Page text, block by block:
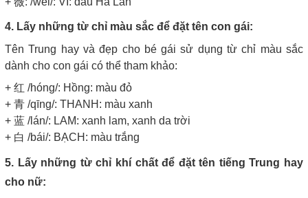
4. Lấy những từ chỉ màu sắc để đặt tên con gái:
Tên Trung hay và đẹp cho bé gái sử dụng từ chỉ màu sắc
dành cho con gái có thể tham khảo:
+ 红 /hóng/: Hồng: màu đỏ
+ 青 /qīng/: THANH: màu xanh
+ 蓝 /lán/: LAM: xanh lam, xanh da trời
+ 白 /bái/: BẠCH: màu trắng
5. Lấy những từ chỉ khí chất để đặt tên tiếng Trung hay
cho nữ: